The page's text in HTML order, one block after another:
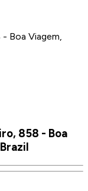
- Boa Viagem,
858 - Boa